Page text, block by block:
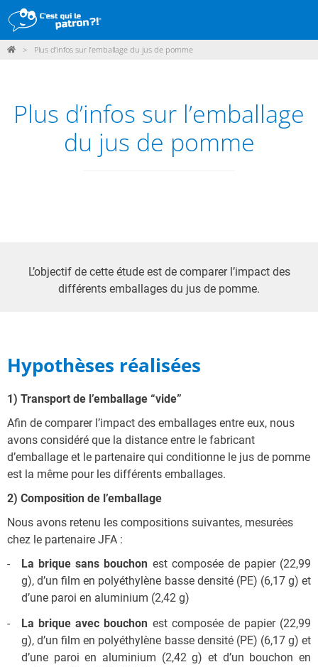
POINTS DE VENTE
PARTICIPER
> Plus d’infos sur l’emballage du jus de pomme
Plus d’infos sur l’emballage
du jus de pomme
L’objectif de cette étude est de comparer l’impact des
différents emballages du jus de pomme.
Hypothèses réalisées
1) Transport de l’emballage “vide”
Afin de comparer l’impact des emballages entre eux, nous
avons considéré que la distance entre le fabricant
d’emballage et le partenaire qui conditionne le jus de pomme
est la même pour les différents emballages.
2) Composition de l’emballage
Nous avons retenu les compositions suivantes, mesurées
chez le partenaire JFA :
La brique sans bouchon est composée de papier (22,99
g), d’un film en polyéthylène basse densité (PE) (6,17 g) et
d’une paroi en aluminium (2,42 g)
La brique avec bouchon est composée de papier (22,99
g), d’un film en polyéthylène basse densité (PE) (6,17 g) et
d’une paroi en aluminium (2,42 g) et d’un bouchon en